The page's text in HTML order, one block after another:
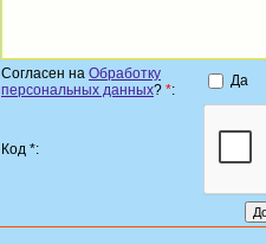
Согласен на Обработку
персональных данных? *:
Да
Код *: